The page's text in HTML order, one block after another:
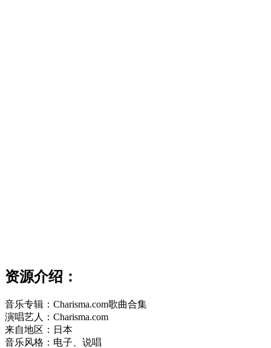
资源介绍：
音乐专辑：Charisma.com歌曲合集
演唱艺人：Charisma.com
来自地区：日本
音乐风格：电子、说唱